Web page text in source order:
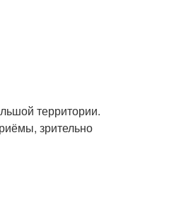
территории.
зрительно